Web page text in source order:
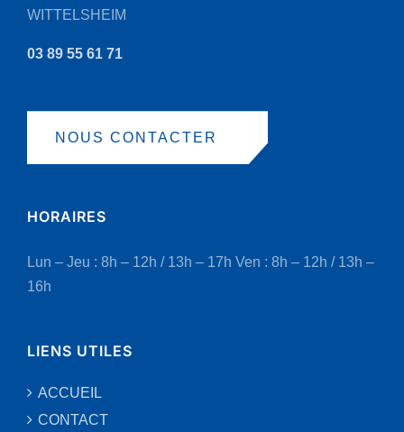
WITTELSHEIM
03 89 55 61 71
NOUS CONTACTER
HORAIRES
Lun – Jeu : 8h – 12h / 13h – 17h Ven : 8h – 12h / 13h –
16h
LIENS UTILES
ACCUEIL
CONTACT